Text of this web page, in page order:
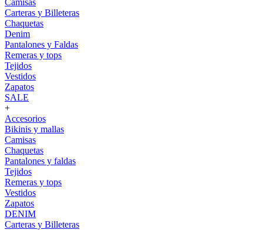
Camisas
Carteras y Billeteras
Chaquetas
Denim
Pantalones y Faldas
Remeras y tops
Tejidos
Vestidos
Zapatos
SALE
+
Accesorios
Bikinis y mallas
Camisas
Chaquetas
Pantalones y faldas
Tejidos
Remeras y tops
Vestidos
Zapatos
DENIM
Carteras y Billeteras